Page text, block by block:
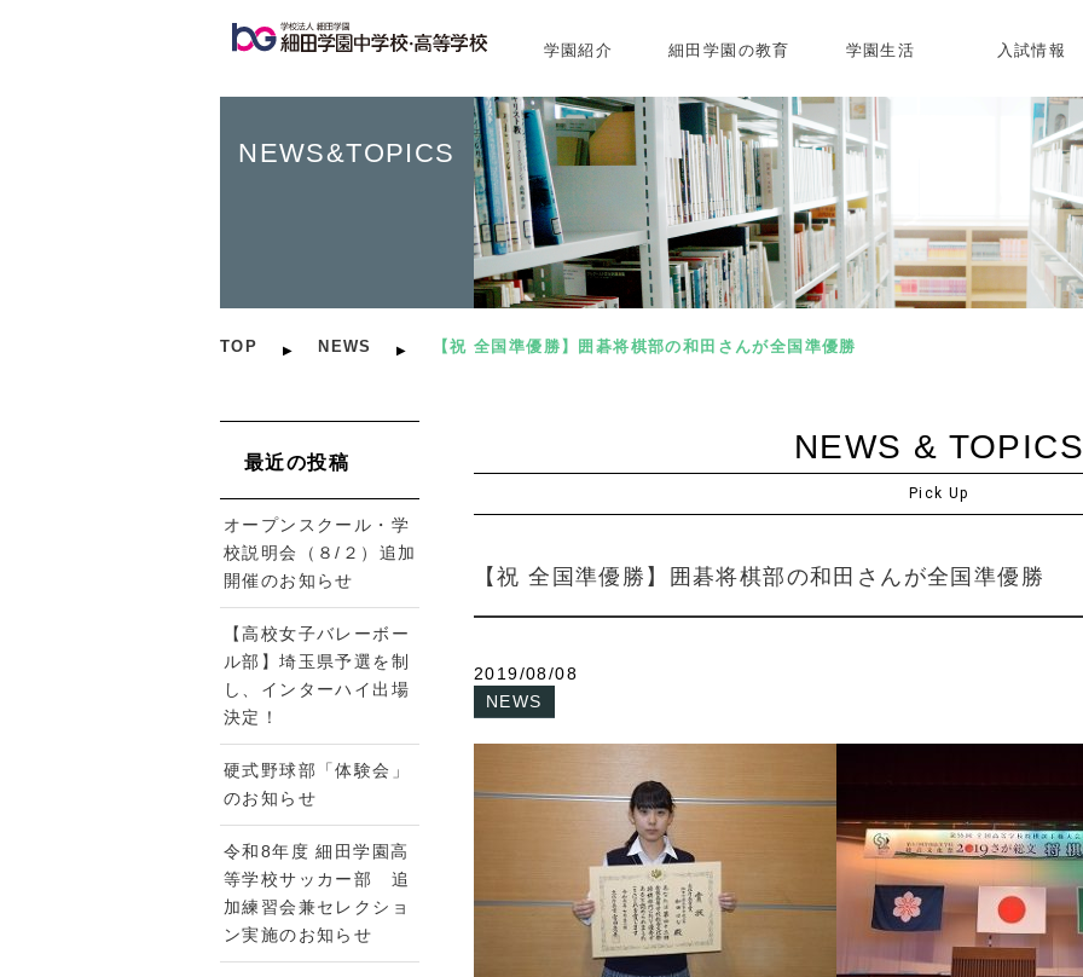
学園紹介 細田学園の教育 学園生活 入試情報
NEWS&TOPICS
TOP NEWS 【祝 全国準優勝】囲碁将棋部の和田さんが全国準優勝
NEWS & TOPICS
Pick Up
【祝 全国準優勝】囲碁将棋部の和田さんが全国準優勝
2019/08/08
NEWS
最近の投稿
オープンスクール・学
校説明会（８/２）追加
開催のお知らせ
【高校女子バレーボー
ル部】埼玉県予選を制
し、インターハイ出場
決定！
硬式野球部「体験会」
のお知らせ
令和8年度 細田学園高
等学校サッカー部 追
加練習会兼セレクショ
ン実施のお知らせ